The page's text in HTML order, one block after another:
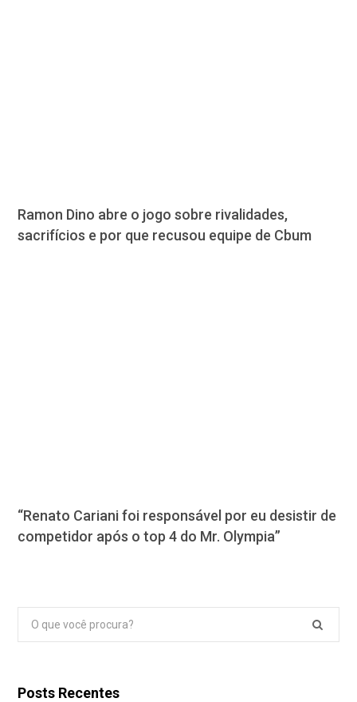
Ramon Dino abre o jogo sobre rivalidades,
sacrifícios e por que recusou equipe de Cbum
“Renato Cariani foi responsável por eu desistir de
competidor após o top 4 do Mr. Olympia”
Pesquisar
por:
Posts Recentes